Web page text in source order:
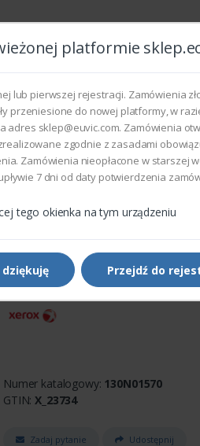
platformie
lub pierwszej rejestracji. Zamówienia
przeniesione do nowej platformy, w
adres sklep@euvic.com. Zamówienia
zgodnie z zasadami
Zamówienia nieopłacone w starszej
7 dni od daty potwierdzenia
tego okienka na tym urządzeniu
dziękuję Przejdź do
Xerox 130N01570 - CONTACT
Części do drukarek i kopiarek
Xerox 130N01570 -
IMAGE SENSOR
Numer katalogowy: 130N01570
GTIN:X_23734
Zadaj pytanie Udostępnij